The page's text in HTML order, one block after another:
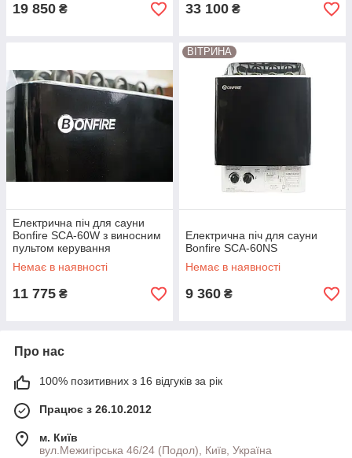
19 850 ₴ 33 100 ₴
Електрична піч для сауни
Bonfire SCA-60W з виносним
пультом керування
Немає в наявності
11 775 ₴
ВІТРИНА
Електрична піч для сауни
Bonfire SCA-60NS
Немає в наявності
9 360 ₴
Про нас
100% позитивних з 16 відгуків за рік
Працює з 26.10.2012
м. Київ
вул.Межигірська 46/24 (Подол), Київ, Україна